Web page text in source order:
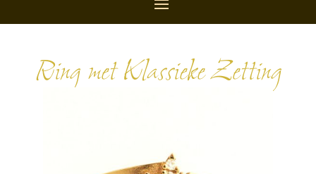
Ring met Klassieke Zetting